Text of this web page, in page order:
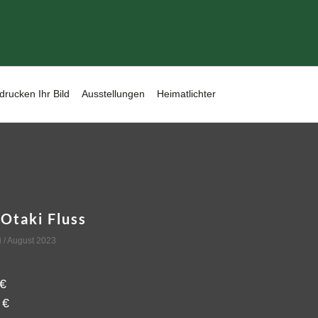
Ihr Bild Ausstellungen Heimatlichter
Fluss
/ August 2023
€
€